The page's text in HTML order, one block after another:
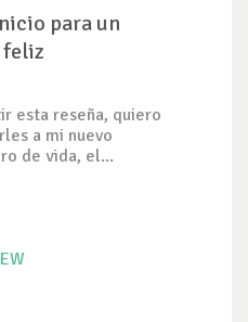
para un
esta reseña, quiero
a mi nuevo
de vida, el...